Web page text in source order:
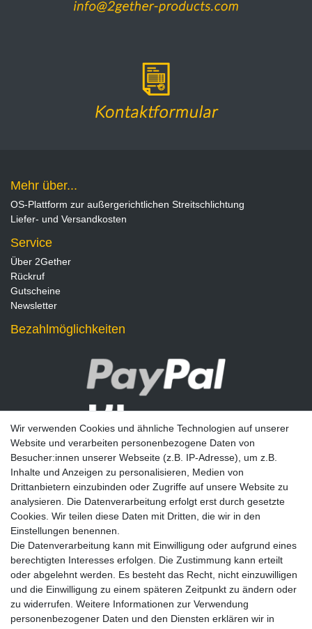
Mehr über...
OS-Plattform zur außergerichtlichen Streitschlichtung
Liefer- und Versandkosten
Service
Über 2Gether
Rückruf
Gutscheine
Newsletter
Bezahlmöglichkeiten
Newsletter
E-MAIL **
Einwilligung kann ich jederzeit widerrufen.**
Abonnieren
Wir verwenden Cookies und ähnliche Technologien auf unserer
Website und verarbeiten personenbezogene Daten von
Besucher:innen unserer Webseite (z.B. IP-Adresse), um z.B.
Inhalte und Anzeigen zu personalisieren, Medien von
Drittanbietern einzubinden oder Zugriffe auf unsere Website zu
analysieren. Die Datenverarbeitung erfolgt erst durch gesetzte
Cookies. Wir teilen diese Daten mit Dritten, die wir in den
Einstellungen benennen.
Die Datenverarbeitung kann mit Einwilligung oder aufgrund eines
berechtigten Interesses erfolgen. Die Zustimmung kann erteilt
oder abgelehnt werden. Es besteht das Recht, nicht einzuwilligen
und die Einwilligung zu einem späteren Zeitpunkt zu ändern oder
zu widerrufen. Weitere Informationen zur Verwendung
personenbezogener Daten und den Diensten erklären wir in